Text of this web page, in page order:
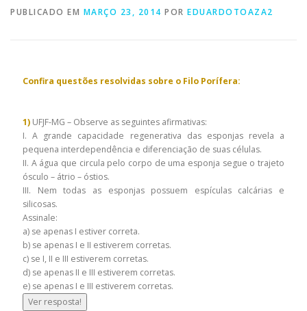
PUBLICADO EM MARÇO 23, 2014 POR EDUARDOTOAZA2
Confira questões resolvidas sobre o Filo Porífera:
1) UFJF-MG – Observe as seguintes afirmativas:
I. A grande capacidade regenerativa das esponjas revela a
pequena interdependência e diferenciação de suas células.
II. A água que circula pelo corpo de uma esponja segue o trajeto
ósculo – átrio – óstios.
III. Nem todas as esponjas possuem espículas calcárias e
silicosas.
Assinale:
a) se apenas I estiver correta.
b) se apenas I e II estiverem corretas.
c) se I, II e III estiverem corretas.
d) se apenas II e III estiverem corretas.
e) se apenas I e III estiverem corretas.
Ver resposta!